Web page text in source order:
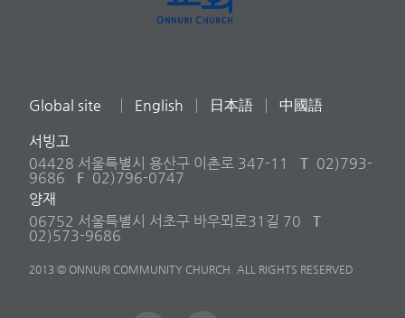
Global site English 日本語 中國語
서빙고
04428 서울특별시 용산구 이촌로 347-11
T 02)793-
9686
F 02)796-0747
양재
06752 서울특별시 서초구 바우뫼로31길 70
T
02)573-9686
2013 © ONNURI COMMUNITY CHURCH. ALL RIGHTS RESERVED